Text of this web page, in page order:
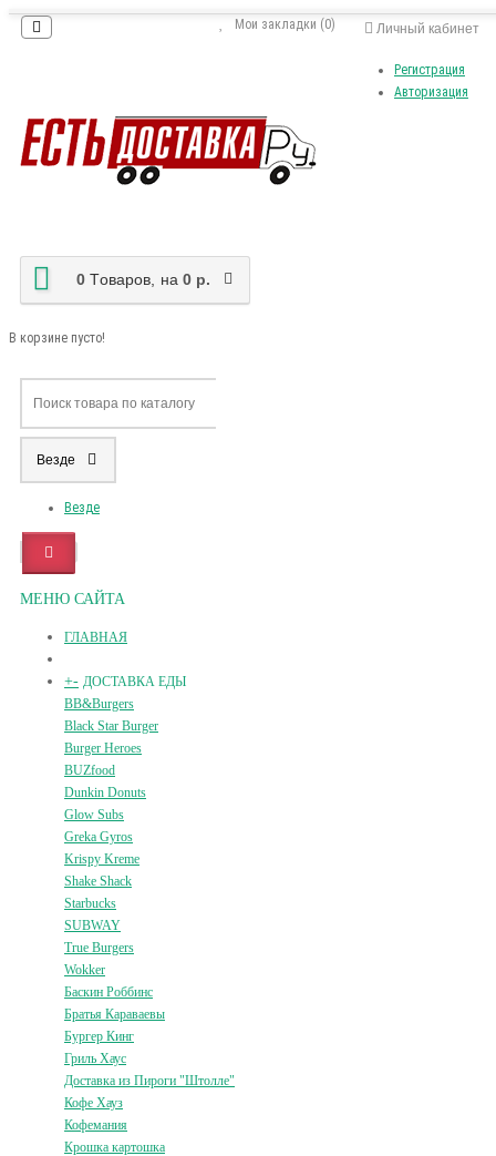
Личный кабинет
Регистрация
Авторизация
Мои закладки (0)
0 Tоваров, на 0 р.
В корзине пусто!
Везде
Везде
МЕНЮ САЙТА
ГЛАВНАЯ
+- ДОСТАВКА ЕДЫ
BB&Burgers
Black Star Burger
Burger Heroes
BUZfood
Dunkin Donuts
Glow Subs
Greka Gyros
Krispy Kreme
Shake Shack
Starbucks
SUBWAY
True Burgers
Wokker
Баскин Роббинс
Братья Караваевы
Бургер Кинг
Гриль Хаус
Доставка из Пироги "Штолле"
Кофе Хауз
Кофемания
Крошка картошка